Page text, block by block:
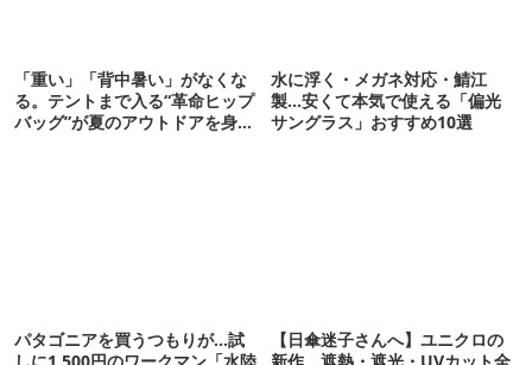
「重い」「背中暑い」がなくな
る。テントまで入る“革命ヒップ
バッグ”が夏のアウトドアを身軽
水に浮く・メガネ対応・鯖江
製…安くて本気で使える「偏光
サングラス」おすすめ10選
パタゴニアを買うつもりが…試
【日傘迷子さんへ】ユニクロの